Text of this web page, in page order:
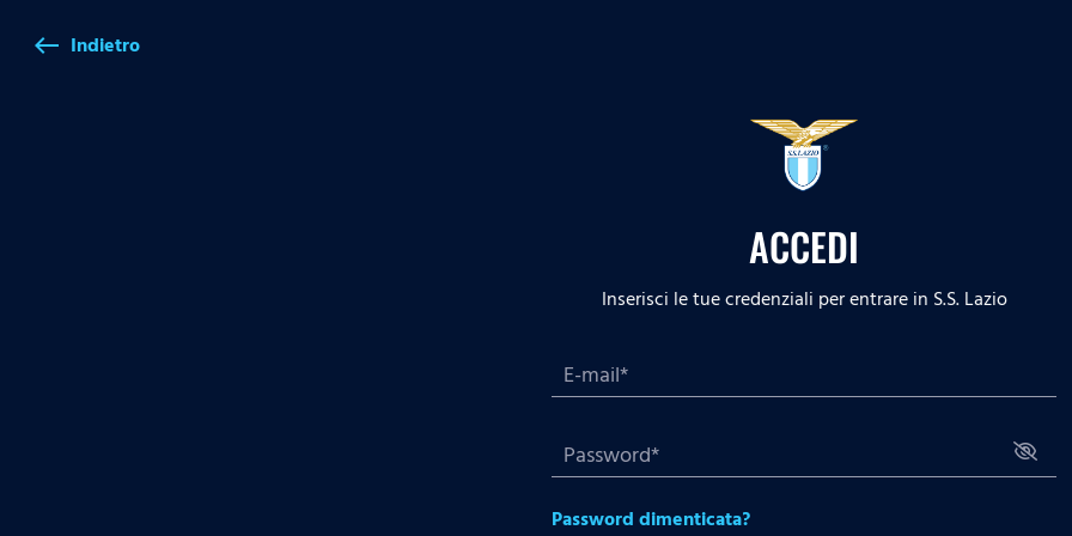
west Indietro
ACCEDI
Inserisci le tue credenziali per entrare in S.S. Lazio
Password dimenticata?